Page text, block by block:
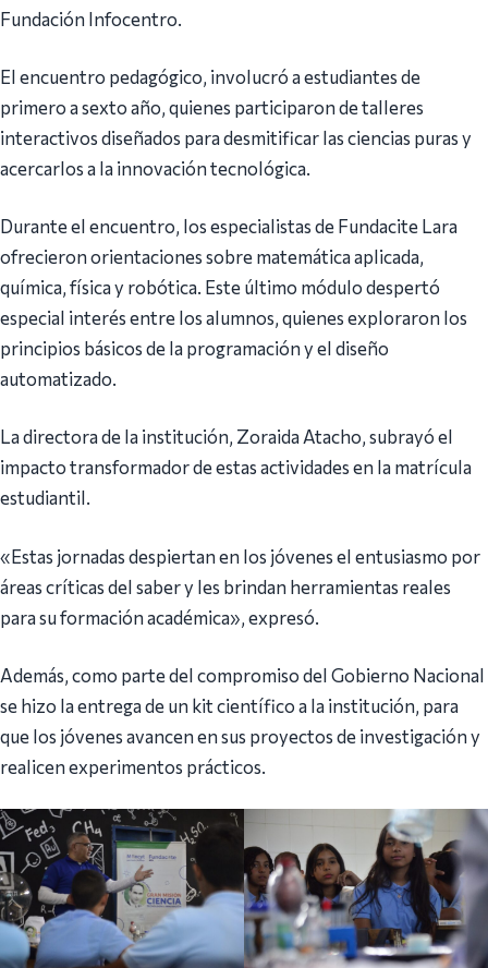
Fundación Infocentro.
El encuentro pedagógico, involucró a estudiantes de
primero a sexto año, quienes participaron de talleres
interactivos diseñados para desmitificar las ciencias puras y
acercarlos a la innovación tecnológica.
Durante el encuentro, los especialistas de Fundacite Lara
ofrecieron orientaciones sobre matemática aplicada,
química, física y robótica. Este último módulo despertó
especial interés entre los alumnos, quienes exploraron los
principios básicos de la programación y el diseño
automatizado.
La directora de la institución, Zoraida Atacho, subrayó el
impacto transformador de estas actividades en la matrícula
estudiantil.
«Estas jornadas despiertan en los jóvenes el entusiasmo por
áreas críticas del saber y les brindan herramientas reales
para su formación académica», expresó.
Además, como parte del compromiso del Gobierno Nacional
se hizo la entrega de un kit científico a la institución, para
que los jóvenes avancen en sus proyectos de investigación y
realicen experimentos prácticos.